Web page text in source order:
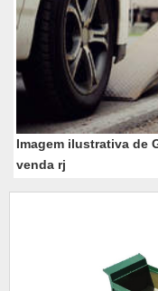
Imagem ilustrativa de
venda rj